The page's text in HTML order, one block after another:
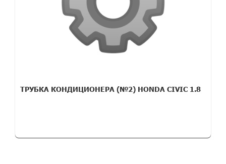
ТРУБКА КОНДИЦИОНЕРА (№2) HONDA CIVIC 1.8